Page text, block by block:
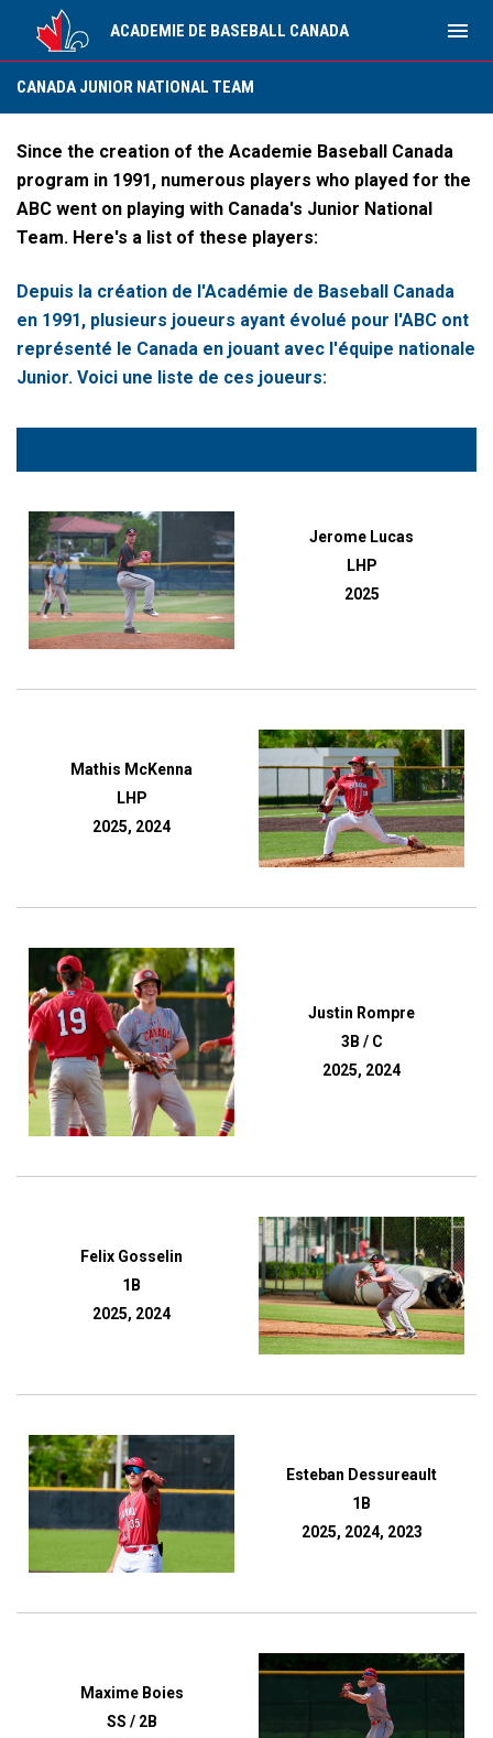
ACADEMIE DE BASEBALL CANADA menu
CANADA JUNIOR NATIONAL TEAM
Since the creation of the Academie Baseball Canada
program in 1991, numerous players who played for the
ABC went on playing with Canada's Junior National
Team. Here's a list of these players:
Depuis la création de l'Académie de Baseball Canada
en 1991, plusieurs joueurs ayant évolué pour l'ABC ont
représenté le Canada en jouant avec l'équipe nationale
Junior. Voici une liste de ces joueurs:
Jerome Lucas
LHP
2025
Mathis McKenna
LHP
2025, 2024
Justin Rompre
3B / C
2025, 2024
Felix Gosselin
1B
2025, 2024
Esteban Dessureault
1B
2025, 2024, 2023
Maxime Boies
SS / 2B